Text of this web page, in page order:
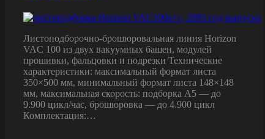
Листоподборочно-брошюровальная линия Horizon
VAC 100 из двух вакуумных башен, модулей
прошивки, фальцовки и подрезки Технические
характеристики: максимальный формат листа
350×500 мм, минимальный формат листа 148×148
мм, максимальная скорость: подборка А5 — до
9.900 цикл/час, брошюровка — до 4.900 цикл
Комплектация:…